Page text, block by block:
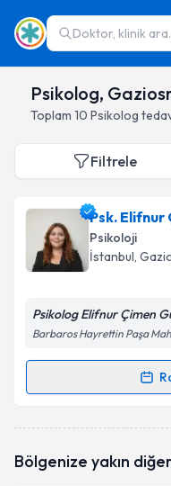
Doktor, klinik
Psikolog,
Toplam 10 Psikolog
Filtrele
Psk. Elifnur
Psikoloji
İstanbul,
Psikolog Elifnur Çimen
Barbaros Hayrettin Paşa
Randevu
talebi oluşturun.
Bölgenize yakın